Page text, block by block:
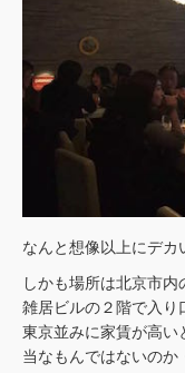
なんと想像以上にデ
しかも場所は北京市内
雑居ビルの２階で入り
東京並みに家賃が高い
当なもんではないのか